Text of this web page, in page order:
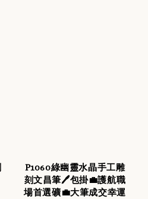
P1060綠幽靈水晶手工雕
刻文昌筆🖊️包掛💼護航職
場首選礦💼大筆成交幸運